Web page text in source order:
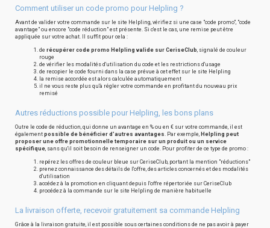
Comment utiliser un code promo pour Helpling ?
Avant de valider votre commande sur le site Helpling, vérifiez si une case "code promo", "code
avantage" ou encore "code réduction" est présente. Si c'est le cas, une remise peut être
appliquée sur votre achat. Il suffit pour cela :
de récupérer code promo Helpling valide sur CeriseClub, signalé de couleur
rouge
de vérifier les modalités d'utilisation du code et les restrictions d'usage
de recopier le code fourni dans la case prévue à cet effet sur le site Helpling
la remise accordée est alors calculée automatiquement
il ne vous reste plus qu'à régler votre commande en profitant du nouveau prix
remisé
Autres réductions possible pour Helpling, les bons plans
Outre le code de réduction, qui donne un avantage en % ou en € sur votre commande, il est
également possible de bénéficier d'autres avantages. Par exemple, Helpling peut
proposer une offre promotionnelle temporaire sur un produit ou un service
spécifique, sans qu'il soit besoin de renseigner un code. Pour profiter de ce type de promo :
repérez les offres de couleur bleue sur CeriseClub, portant la mention "réductions"
prenez connaissance des détails de l'offre, des articles concernés et des modalités
d'utilisation
accédez à la promotion en cliquant depuis l'offre répertoriée sur CeriseClub
procédez à la commande sur le site Helpling de manière habituelle
La livraison offerte, recevoir gratuitement sa commande Helpling
Grâce à la livraison gratuite, il est possible sous certaines conditions de ne pas avoir à payer